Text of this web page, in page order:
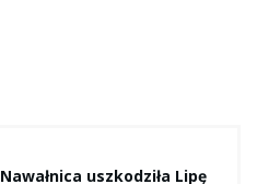
Nawałnica uszkodziła Lipę